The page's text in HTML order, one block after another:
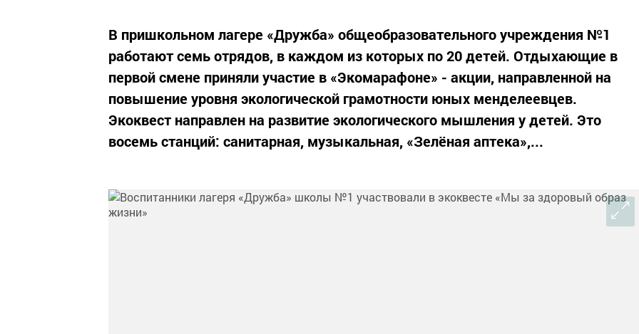
В пришкольном лагере «Дружба» общеобразовательного учреждения №1
работают семь отрядов, в каждом из которых по 20 детей. Отдыхающие в
первой смене приняли участие в «Экомарафоне» - акции, направленной на
повышение уровня экологической грамотности юных менделеевцев.
Экоквест направлен на развитие экологического мышления у детей. Это
восемь станций: санитарная, музыкальная, «Зелёная аптека»,...